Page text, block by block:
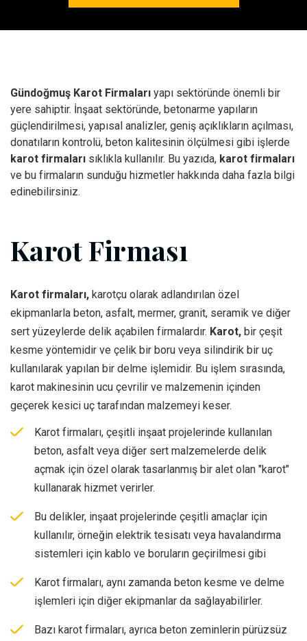
Gündoğmuş Karot Firmaları yapı sektöründe önemli bir
yere sahiptir. İnşaat sektöründe, betonarme yapıların
güçlendirilmesi, yapısal analizler, geniş açıklıkların açılması,
donatıların kontrolü, beton kalitesinin ölçülmesi gibi işlerde
karot firmaları sıklıkla kullanılır. Bu yazıda, karot firmaları
ve bu firmaların sunduğu hizmetler hakkında daha fazla bilgi
edinebilirsiniz.
Karot Firması
Karot firmaları, karotçu olarak adlandırılan özel
ekipmanlarla beton, asfalt, mermer, granit, seramik ve diğer
sert yüzeylerde delik açabilen firmalardır. Karot, bir çeşit
kesme yöntemidir ve çelik bir boru veya silindirik bir uç
kullanılarak yapılan bir delme işlemidir. Bu işlem sırasında,
karot makinesinin ucu çevrilir ve malzemenin içinden
geçerek kesici uç tarafından malzemeyi keser.
Karot firmaları, çeşitli inşaat projelerinde kullanılan
beton, asfalt veya diğer sert malzemelerde delik
açmak için özel olarak tasarlanmış bir alet olan "karot"
kullanarak hizmet verirler.
Bu delikler, inşaat projelerinde çeşitli amaçlar için
kullanılır, örneğin elektrik tesisatı veya havalandırma
sistemleri için kablo ve boruların geçirilmesi gibi
Karot firmaları, aynı zamanda beton kesme ve delme
işlemleri için diğer ekipmanlar da sağlayabilirler.
Bazı karot firmaları, ayrıca beton zeminlerin pürüzsüz